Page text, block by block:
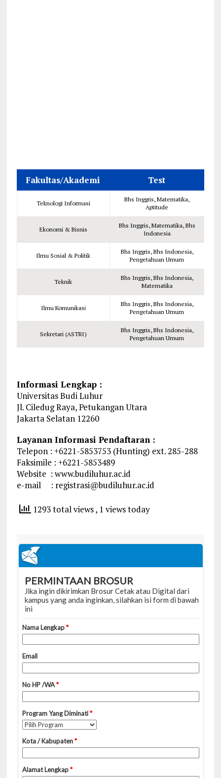
Fakultas/Akademi Test
Teknologi Informasi
Bhs Inggris, Matematika,
Aptitude
Ekonomi & Bisnis
Bhs Inggris, Matematika, Bhs
Indonesia
Ilmu Sosial & Politik
Bhs Inggris, Bhs Indonesia,
Pengetahuan Umum
Teknik
Bhs Inggris, Bhs Indonesia,
Matematika
Ilmu Komunikasi
Bhs Inggris, Bhs Indonesia,
Pengetahuan Umum
Sekretari (ASTRI)
Bhs Inggris, Bhs Indonesia,
Pengetahuan Umum
Informasi Lengkap :
Universitas Budi Luhur
Jl. Ciledug Raya, Petukangan Utara
Jakarta Selatan 12260
Layanan Informasi Pendaftaran :
Telepon : +6221-5853753 (Hunting) ext. 285-288
Faksimile : +6221-5853489
Website : www.budiluhur.ac.id
e-mail : registrasi@budiluhur.ac.id
1293 total views, 1 views today